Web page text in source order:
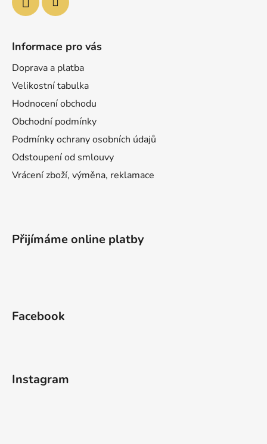
Informace pro vás
Doprava a platba
Velikostní tabulka
Hodnocení obchodu
Obchodní podmínky
Podmínky ochrany osobních údajů
Odstoupení od smlouvy
Vrácení zboží, výměna, reklamace
Přijímáme online platby
Facebook
Instagram